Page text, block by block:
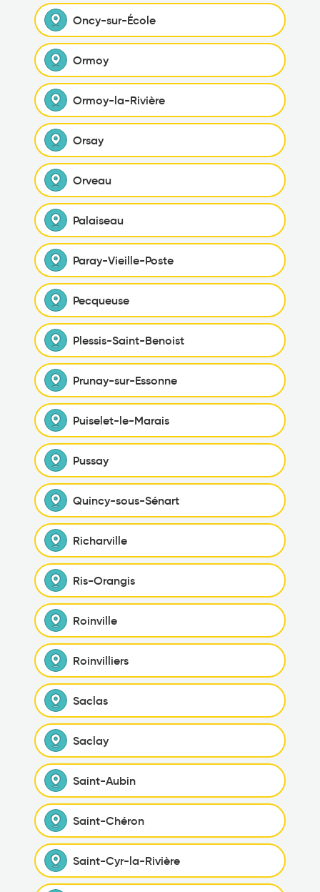
Oncy-sur-École
Ormoy
Ormoy-la-Rivière
Orsay
Orveau
Palaiseau
Paray-Vieille-Poste
Pecqueuse
Plessis-Saint-Benoist
Prunay-sur-Essonne
Puiselet-le-Marais
Pussay
Quincy-sous-Sénart
Richarville
Ris-Orangis
Roinville
Roinvilliers
Saclas
Saclay
Saint-Aubin
Saint-Chéron
Saint-Cyr-la-Rivière